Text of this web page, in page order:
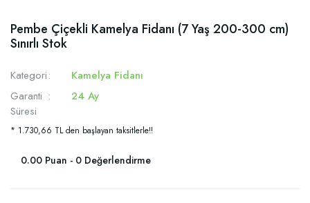
Pembe Çiçekli Kamelya Fidanı (7 Yaş 200-300 cm)
Sınırlı Stok
Kategori
Kamelya Fidanı
Garanti
Süresi
24 Ay
* 1.730,66 TL den başlayan taksitlerle!!
0.00 Puan - 0 Değerlendirme